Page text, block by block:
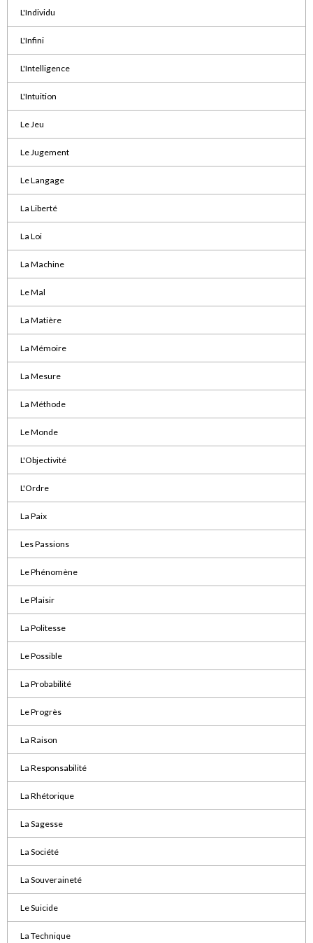
L'Individu
L'Infini
L'Intelligence
L'Intuition
Le Jeu
Le Jugement
Le Langage
La Liberté
La Loi
La Machine
Le Mal
La Matière
La Mémoire
La Mesure
La Méthode
Le Monde
L'Objectivité
L'Ordre
La Paix
Les Passions
Le Phénomène
Le Plaisir
La Politesse
Le Possible
La Probabilité
Le Progrès
La Raison
La Responsabilité
La Rhétorique
La Sagesse
La Société
La Souveraineté
Le Suicide
La Technique